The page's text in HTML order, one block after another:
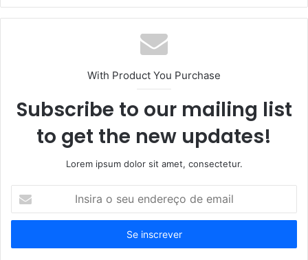
With Product You Purchase
Subscribe to our mailing list
to get the new updates!
Lorem ipsum dolor sit amet, consectetur.
seu
de